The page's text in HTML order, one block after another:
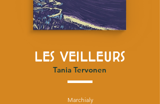
LES VEILLEURS
Tania Tervonen
Marchialy